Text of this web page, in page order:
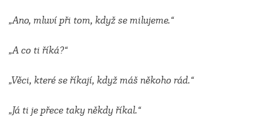
„Ano, mluví při tom, když se milujeme.“
„A co ti říká?“
„Věci, které se říkají, když máš někoho rád.“
„Já ti je přece taky někdy říkal.“